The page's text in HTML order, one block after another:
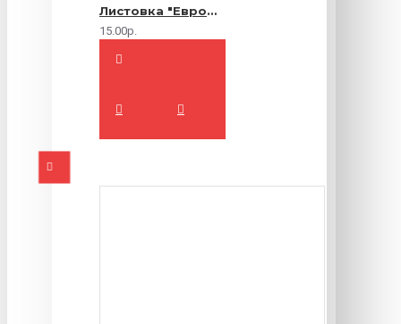
Листовка "Еврофлаер" (цветная с двух сторон)
15.00р.